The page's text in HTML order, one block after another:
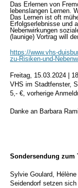
Das Erlernen von
lebenslangen Lernen.
Das Lernen ist oft
Erfolgserlebnisse und
Neben­wirkungen
(launige) Vortrag will
https://www.vhs-
zu-Risiken-und-
Freitag, 15.03.2024 |
VHS im Stadtfenster,
5,- €, vorherige
Danke an Barbara
Sondersendung zum
Sylvie Goulard,
Seidendorf setzen sich